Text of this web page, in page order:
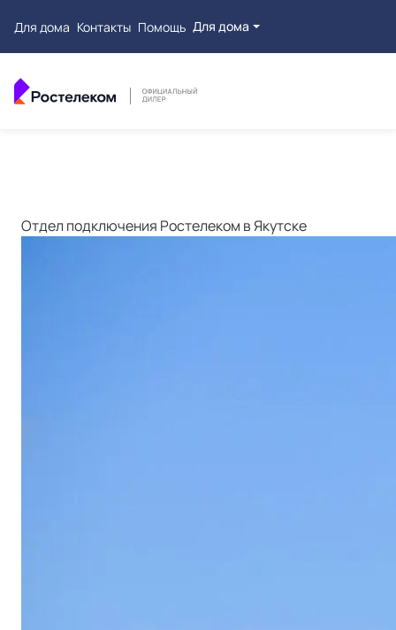
Для дома Контакты Помощь Для дома
Отдел подключения Ростелеком в Якутске